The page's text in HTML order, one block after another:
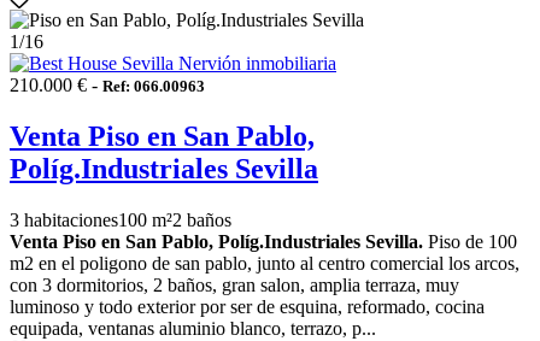
1/16
210.000 € - Ref: 066.00963
Venta Piso en San Pablo,
Políg.Industriales Sevilla
3 habitaciones100 m²2 baños
Venta Piso en San Pablo, Políg.Industriales Sevilla. Piso de 100
m2 en el poligono de san pablo, junto al centro comercial los arcos,
con 3 dormitorios, 2 baños, gran salon, amplia terraza, muy
luminoso y todo exterior por ser de esquina, reformado, cocina
equipada, ventanas aluminio blanco, terrazo, p...